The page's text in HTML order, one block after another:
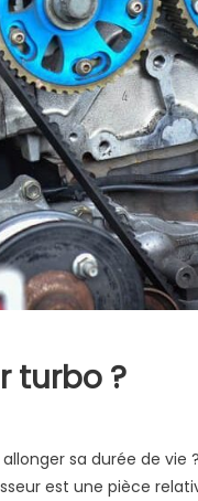
turbo ?
sa durée de vie
est une pièce